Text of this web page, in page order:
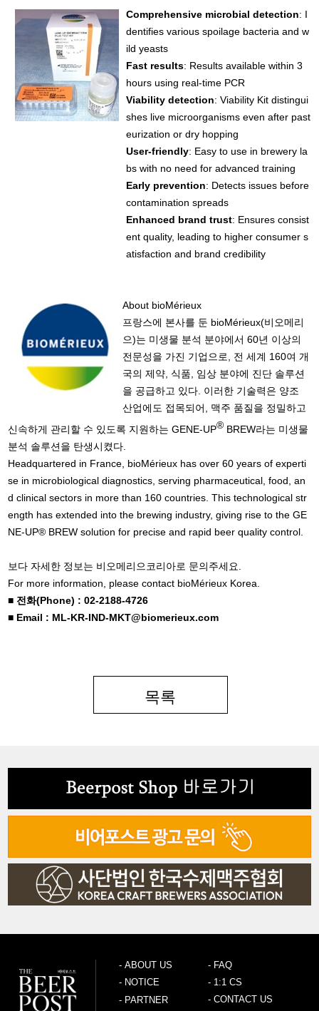
Comprehensive microbial detection: I
dentifies various spoilage bacteria and w
ild yeasts
Fast results: Results available within 3
hours using real-time PCR
Viability detection: Viability Kit distingui
shes live microorganisms even after past
eurization or dry hopping
User-friendly: Easy to use in brewery la
bs with no need for advanced training
Early prevention: Detects issues before
contamination spreads
Enhanced brand trust: Ensures consist
ent quality, leading to higher consumer s
atisfaction and brand credibility
About bioMérieux
프랑스에 본사를 둔 bioMérieux(비오메리
으)는 미생물 분석 분야에서 60년 이상의
전문성을 가진 기업으로, 전 세계 160여 개
국의 제약, 식품, 임상 분야에 진단 솔루션
을 공급하고 있다. 이러한 기술력은 양조
산업에도 접목되어, 맥주 품질을 정밀하고
신속하게 관리할 수 있도록 지원하는 GENE-UP® BREW라는 미생물
분석 솔루션을 탄생시켰다.
Headquartered in France, bioMérieux has over 60 years of experti
se in microbiological diagnostics, serving pharmaceutical, food, an
d clinical sectors in more than 160 countries. This technological str
ength has extended into the brewing industry, giving rise to the GE
NE-UP® BREW solution for precise and rapid beer quality control.
보다 자세한 정보는 비오메리으코리아로 문의주세요.
For more information, please contact bioMérieux Korea.
■ 전화(Phone) : 02-2188-4726
■ Email : ML-KR-IND-MKT@biomerieux.com
목록
- ABOUT US
- NOTICE
- FAQ
- 1:1 CS
- CONTACT US
- PARTNER